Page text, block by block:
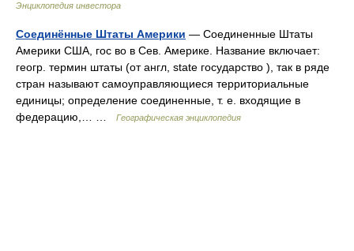
Энциклопедия инвестора
Соединённые Штаты Америки — Соединенные Штаты
Америки США, гос во в Сев. Америке. Название включает:
геогр. термин штаты (от англ, state государство ), так в ряде
стран называют самоуправляющиеся территориальные
единицы; определение соединенные, т. е. входящие в
федерацию,… …
Географическая энциклопедия